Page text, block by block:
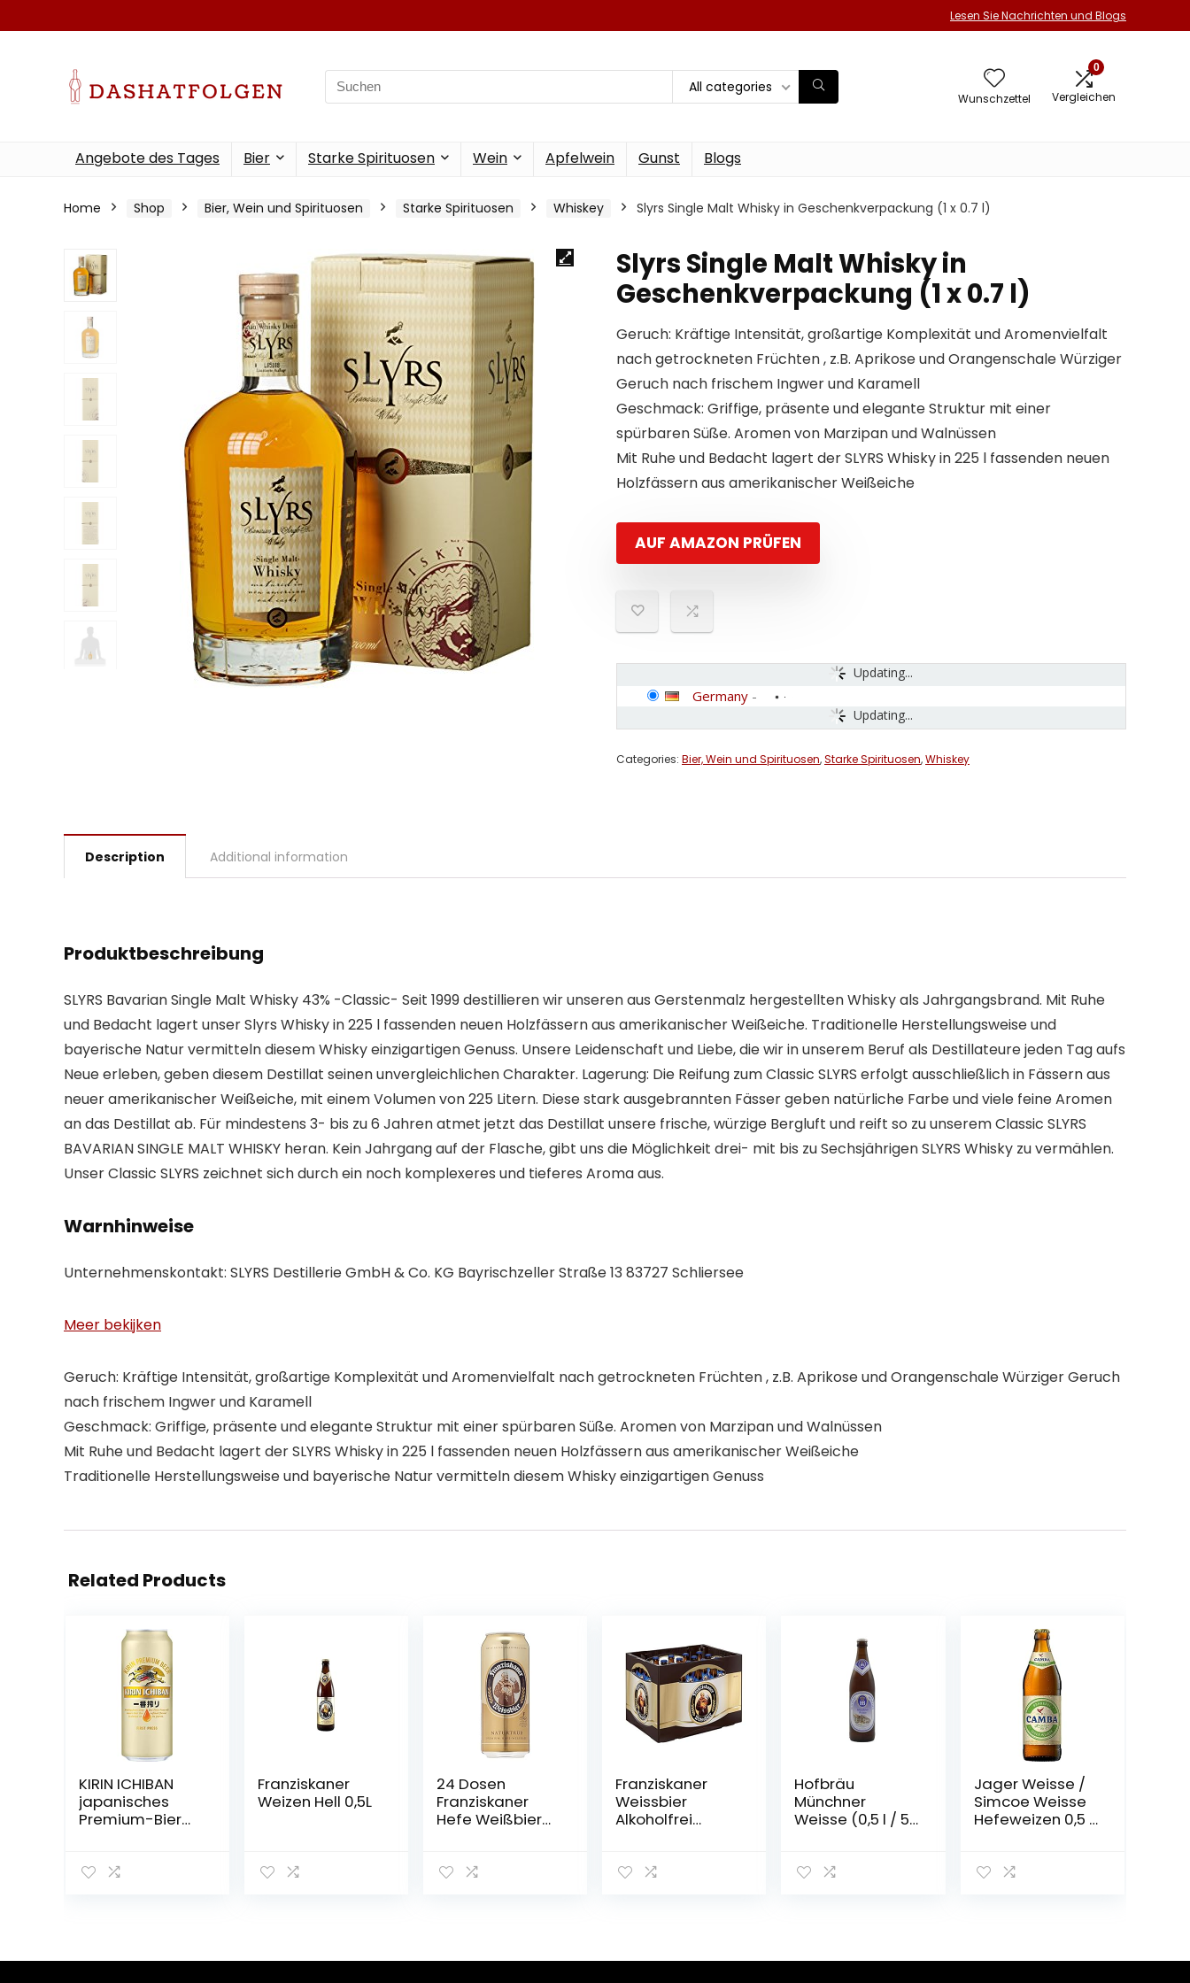
Lesen Sie Nachrichten und Blogs
Search
for:
All categories
Wunschzettel
0
Vergleichen
Angebote des Tages Bier Starke Spirituosen Wein Apfelwein Gunst Blogs
Home Shop Bier, Wein und Spirituosen Starke Spirituosen Whiskey Slyrs Single Malt Whisky in Geschenkverpackung (1 x 0.7 l)
Slyrs Single Malt Whisky in
Geschenkverpackung (1 x 0.7 l)
Geruch: Kräftige Intensität, großartige Komplexität und Aromenvielfalt
nach getrockneten Früchten , z.B. Aprikose und Orangenschale Würziger
Geruch nach frischem Ingwer und Karamell
Geschmack: Griffige, präsente und elegante Struktur mit einer
spürbaren Süße. Aromen von Marzipan und Walnüssen
Mit Ruhe und Bedacht lagert der SLYRS Whisky in 225 l fassenden neuen
Holzfässern aus amerikanischer Weißeiche
AUF AMAZON PRÜFEN
Updating...
Updating...
Germany -
Categories: Bier, Wein und Spirituosen,Starke Spirituosen,Whiskey
Description Additional information
Produktbeschreibung
SLYRS Bavarian Single Malt Whisky 43% -Classic- Seit 1999 destillieren wir unseren aus Gerstenmalz hergestellten Whisky als Jahrgangsbrand. Mit Ruhe
und Bedacht lagert unser Slyrs Whisky in 225 l fassenden neuen Holzfässern aus amerikanischer Weißeiche. Traditionelle Herstellungsweise und
bayerische Natur vermitteln diesem Whisky einzigartigen Genuss. Unsere Leidenschaft und Liebe, die wir in unserem Beruf als Destillateure jeden Tag aufs
Neue erleben, geben diesem Destillat seinen unvergleichlichen Charakter. Lagerung: Die Reifung zum Classic SLYRS erfolgt ausschließlich in Fässern aus
neuer amerikanischer Weißeiche, mit einem Volumen von 225 Litern. Diese stark ausgebrannten Fässer geben natürliche Farbe und viele feine Aromen
an das Destillat ab. Für mindestens 3- bis zu 6 Jahren atmet jetzt das Destillat unsere frische, würzige Bergluft und reift so zu unserem Classic SLYRS
BAVARIAN SINGLE MALT WHISKY heran. Kein Jahrgang auf der Flasche, gibt uns die Möglichkeit drei- mit bis zu Sechsjährigen SLYRS Whisky zu vermählen.
Unser Classic SLYRS zeichnet sich durch ein noch komplexeres und tieferes Aroma aus.
Warnhinweise
Unternehmenskontakt: SLYRS Destillerie GmbH & Co. KG Bayrischzeller Straße 13 83727 Schliersee
Meer bekijken
Geruch: Kräftige Intensität, großartige Komplexität und Aromenvielfalt nach getrockneten Früchten , z.B. Aprikose und Orangenschale Würziger Geruch
nach frischem Ingwer und Karamell
Geschmack: Griffige, präsente und elegante Struktur mit einer spürbaren Süße. Aromen von Marzipan und Walnüssen
Mit Ruhe und Bedacht lagert der SLYRS Whisky in 225 l fassenden neuen Holzfässern aus amerikanischer Weißeiche
Traditionelle Herstellungsweise und bayerische Natur vermitteln diesem Whisky einzigartigen Genuss
Related Products
KIRIN ICHIBAN
japanisches
Premium-Bier
Press Verfahren
Franziskaner
Weizen Hell 0,5L
24 Dosen
Franziskaner
Hefe Weißbier
6.00€ EINWEG
Franziskaner
Weissbier
Alkoholfrei
0.5 l) im Kasten,
München
Hofbräu
Münchner
Weisse (0,5 l / 5,1
Jager Weisse /
Simcoe Weisse
Hefeweizen 0,5 l